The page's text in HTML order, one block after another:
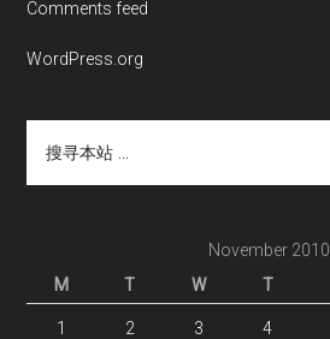
Comments feed
WordPress.org
本
November 2010
M
T W T
1 2 3 4